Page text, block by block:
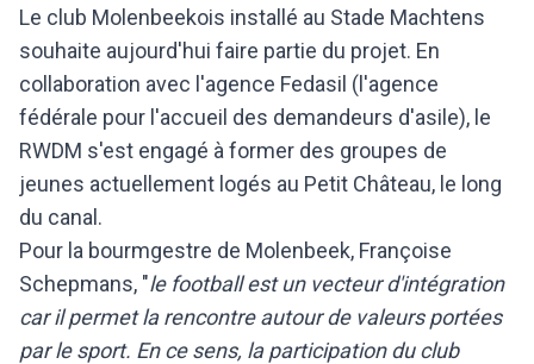
Le club Molenbeekois installé au Stade Machtens
souhaite aujourd'hui faire partie du projet. En
collaboration avec l'agence Fedasil (l'agence
fédérale pour l'accueil des demandeurs d'asile), le
RWDM s'est engagé à former des groupes de
jeunes actuellement logés au Petit Château, le long
du canal.
Pour la bourmgestre de Molenbeek, Françoise
Schepmans, "le football est un vecteur d'intégration
car il permet la rencontre autour de valeurs portées
par le sport. En ce sens, la participation du club